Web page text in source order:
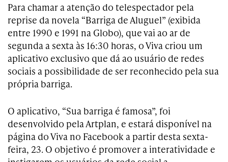
Para chamar a atenção do telespectador pela
reprise da novela “Barriga de Aluguel” (exibida
entre 1990 e 1991 na Globo), que vai ao ar de
segunda a sexta às 16:30 horas, o Viva criou um
aplicativo exclusivo que dá ao usuário de redes
sociais a possibilidade de ser reconhecido pela sua
própria barriga.
O aplicativo, “Sua barriga é famosa”, foi
desenvolvido pela Artplan, e estará disponível na
página do Viva no Facebook a partir desta sexta-
feira, 23. O objetivo é promover a interatividade e